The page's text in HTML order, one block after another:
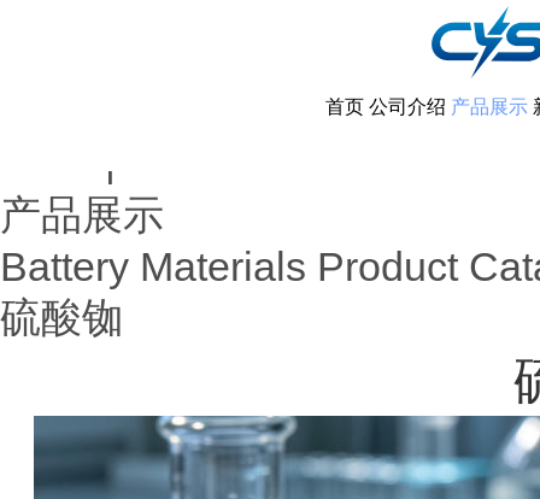
首页 公司介绍 产品展示
|
产品展示
Battery Materials Product
硫酸铷